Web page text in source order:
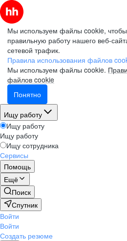
Мы используем файлы cookie, чтобы
правильную работу нашего веб-
сетевой трафик.
Правила использования файлов
Мы используем файлы cookie.
файлов cookie
Понятно
Ищу работу
Ищу работу
Ищу работу
Ищу сотрудника
Сервисы
Помощь
Ещё
Поиск
Спутник
Войти
Войти
Создать резюме